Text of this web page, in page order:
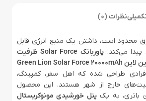
نظرات (0)
محدود است، داشتن یک منبع انرژی قابل
پیدا می‌کند.
پاوربانک Solar Force ظرفیت
20000 میلی آمپری گرین لاین Green Lion Solar Force 20000mAh
طراحی شده که اهل سفر، کمپینگ،
خارج از شهر هستند. این محصول
باتری، به یکپنل خورشیدی مونوکریستال